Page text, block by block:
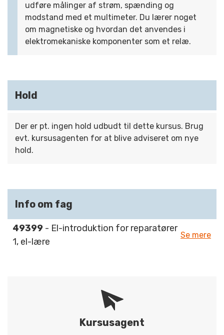
udføre målinger af strøm, spænding og
modstand med et multimeter. Du lærer noget
om magnetiske og hvordan det anvendes i
elektromekaniske komponenter som et relæ.
Hold
Der er pt. ingen hold udbudt til dette kursus. Brug
evt. kursusagenten for at blive adviseret om nye
hold.
Info om fag
49399 - El-introduktion for reparatører
1, el-lære
Se mere
Kursusagent